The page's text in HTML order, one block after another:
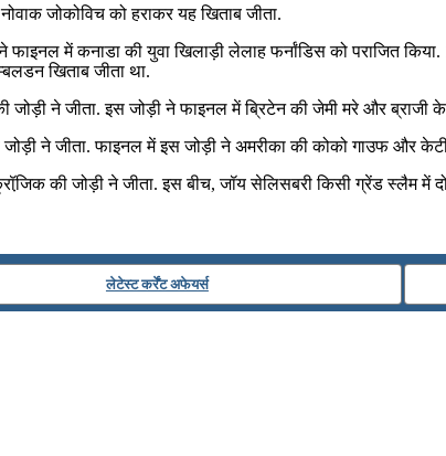
जोकोविच को हराकर यह खिताब जीता.
फाइनल में कनाडा की युवा खिलाड़ी लेलाह फर्नांडिस को पराजित
खिताब जीता था.
ने जीता. इस जोड़ी ने फाइनल में ब्रिटेन की जेमी मरे और ब्राजी के
ने जीता. फाइनल में इस जोड़ी ने अमरीका की कोको गाउफ और केटी
की जोड़ी ने जीता. इस बीच, जॉय सेलिसबरी किसी ग्रेंड स्‍लैम में
लेटेस्ट कर्रेंट अफेयर्स